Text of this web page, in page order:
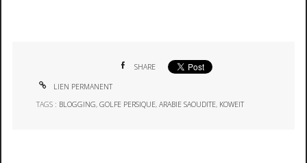
SHARE
LIEN PERMANENT
TAGS : BLOGGING,GOLFE PERSIQUE,ARABIE SAOUDITE, KOWEIT